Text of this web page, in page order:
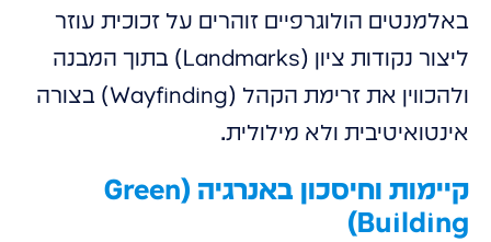
באלמנטים הולוגרפיים זוהרים על זכוכית עוזר
ליצור נקודות ציון (Landmarks) בתוך המבנה
ולהכווין את זרימת הקהל (Wayfinding) בצורה
אינטואיטיבית ולא מילולית.
קיימות וחיסכון באנרגיה (Green
Building)